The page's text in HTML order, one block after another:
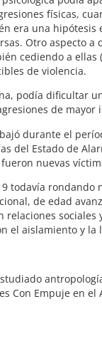
físicas,
era una
Otro aspecto
cediendo a
de violencia.
podía dificultar
de mayor
durante el
del Estado de
nuevas
todavía
de edad
el aislamiento y
Con Empuje en